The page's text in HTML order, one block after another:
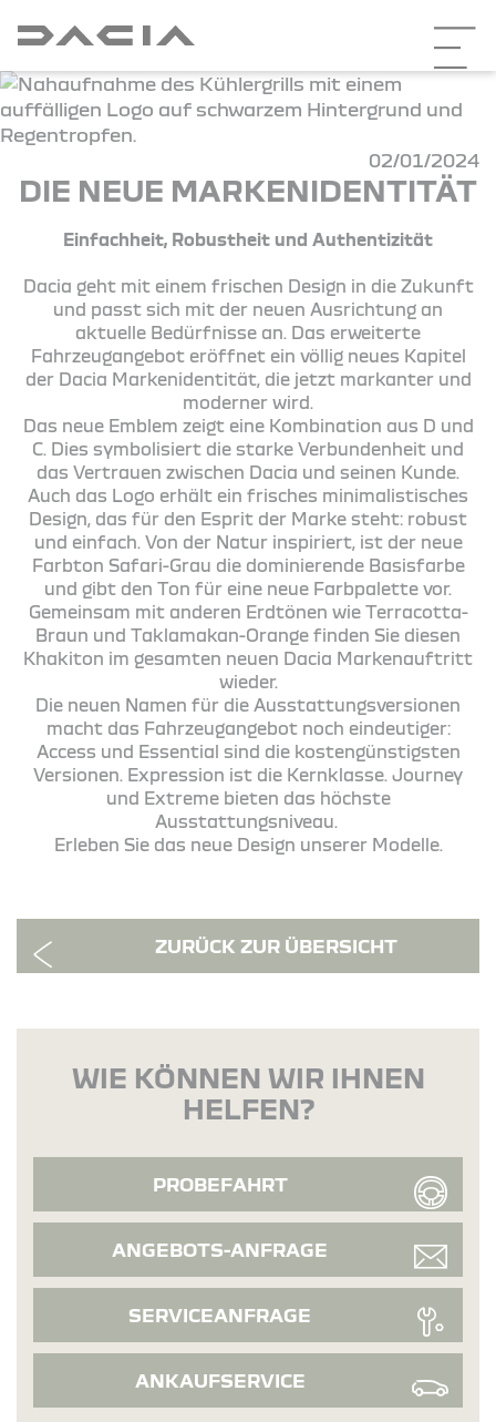
02/01/2024
DIE NEUE MARKENIDENTITÄT
Einfachheit, Robustheit und Authentizität
Dacia geht mit einem frischen Design in die Zukunft
und passt sich mit der neuen Ausrichtung an
aktuelle Bedürfnisse an. Das erweiterte
Fahrzeugangebot eröffnet ein völlig neues Kapitel
der Dacia Markenidentität, die jetzt markanter und
moderner wird.
Das neue Emblem zeigt eine Kombination aus D und
C. Dies symbolisiert die starke Verbundenheit und
das Vertrauen zwischen Dacia und seinen Kunde.
Auch das Logo erhält ein frisches minimalistisches
Design, das für den Esprit der Marke steht: robust
und einfach. Von der Natur inspiriert, ist der neue
Farbton Safari-Grau die dominierende Basisfarbe
und gibt den Ton für eine neue Farbpalette vor.
Gemeinsam mit anderen Erdtönen wie Terracotta-
Braun und Taklamakan-Orange finden Sie diesen
Khakiton im gesamten neuen Dacia Markenauftritt
wieder.
Die neuen Namen für die Ausstattungsversionen
macht das Fahrzeugangebot noch eindeutiger:
Access und Essential sind die kostengünstigsten
Versionen. Expression ist die Kernklasse. Journey
und Extreme bieten das höchste
Ausstattungsniveau.
Erleben Sie das neue Design unserer Modelle.
ZURÜCK ZUR ÜBERSICHT
WIE KÖNNEN WIR IHNEN
HELFEN?
PROBEFAHRT
ANGEBOTS-ANFRAGE
SERVICEANFRAGE
ANKAUFSERVICE